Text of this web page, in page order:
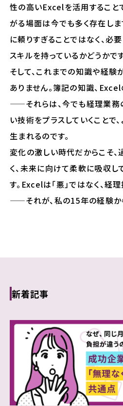
性の高いExcelを活用すること
がる場面は今でも多く存在し
に頼りすぎることではなく、必
スキルを持っているかどうかです
そして、これまでの知識や経
ありません。簿記の知識、
——それらは、今でも経理業務
い技術をプラスしていくことで
生まれるのです。
変化の激しい時代だからこそ
く、未来に向けて柔軟に吸収
す。Excelは「悪」ではなく、経
——それが、私の15年の経験か
新着記事